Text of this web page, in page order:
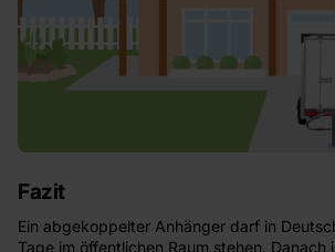
Fazit
Ein abgekoppelter Anhänger darf in
Tage im öffentlichen Raum stehen. Danach